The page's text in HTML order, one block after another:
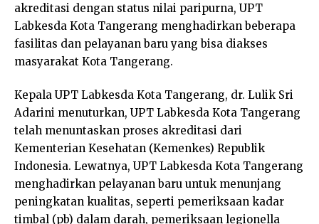
akreditasi dengan status nilai paripurna, UPT
Labkesda Kota Tangerang menghadirkan beberapa
fasilitas dan pelayanan baru yang bisa diakses
masyarakat Kota Tangerang.
Kepala UPT Labkesda Kota Tangerang, dr. Lulik Sri
Adarini menuturkan, UPT Labkesda Kota Tangerang
telah menuntaskan proses akreditasi dari
Kementerian Kesehatan (Kemenkes) Republik
Indonesia. Lewatnya, UPT Labkesda Kota Tangerang
menghadirkan pelayanan baru untuk menunjang
peningkatan kualitas, seperti pemeriksaan kadar
timbal (pb) dalam darah, pemeriksaan legionella